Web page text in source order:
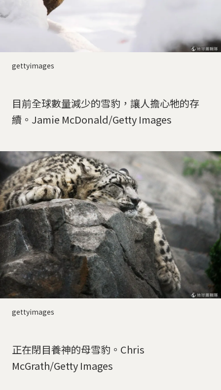
gettyimages
目前全球數量減少的雪豹，讓人擔心牠的存
續。Jamie McDonald/Getty Images
gettyimages
正在閉目養神的母雪豹。Chris
McGrath/Getty Images